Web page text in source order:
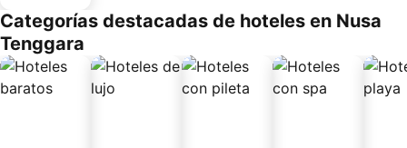
Categorías destacadas de hoteles en Nusa
Tenggara